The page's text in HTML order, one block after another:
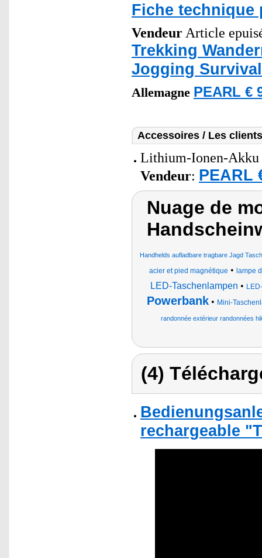
Fiche technique
Vendeur Article
Trekking
Jogging
Allemagne PEARL €
Accessoires / Les
Lithium-Ionen-Akku
Vendeur: PEARL
Nuage de
Handhelds aufladbare tragbare Jagd
acier et pied magnétique • lampe
LED-Taschenlampen •
Powerbank• Mini-
randonnée extérieur randonnées
(4)
rechargeable